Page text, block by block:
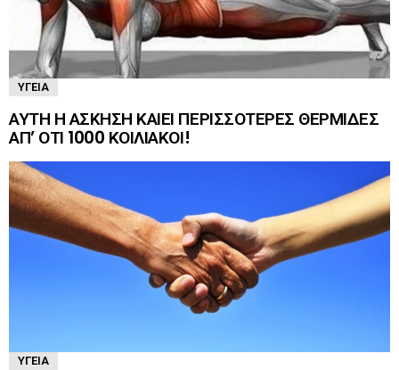
ΥΓΕΊΑ
ΑΥΤΗ Η ΑΣΚΗΣΗ ΚΑΙΕΙ ΠΕΡΙΣΣΟΤΕΡΕΣ ΘΕΡΜΙΔΕΣ
ΑΠ’ ΟΤΙ 1000 ΚΟΙΛΙΑΚΟΙ!
ΥΓΕΊΑ